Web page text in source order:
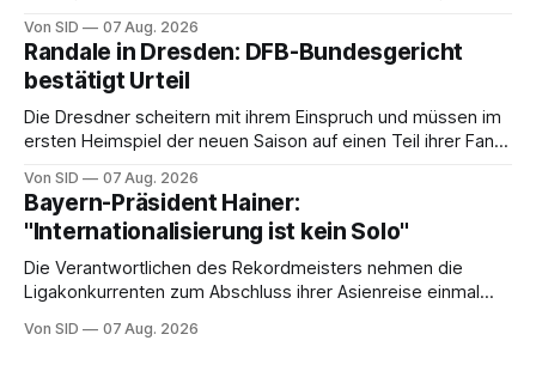
Von SID 07 Aug. 2026
Randale in Dresden: DFB-Bundesgericht
bestätigt Urteil
Die Dresdner scheitern mit ihrem Einspruch und müssen im
ersten Heimspiel der neuen Saison auf einen Teil ihrer Fans
Von SID 07 Aug. 2026
Bayern-Präsident Hainer:
"Internationalisierung ist kein Solo"
Die Verantwortlichen des Rekordmeisters nehmen die
Ligakonkurrenten zum Abschluss ihrer Asienreise einmal
Von SID 07 Aug. 2026